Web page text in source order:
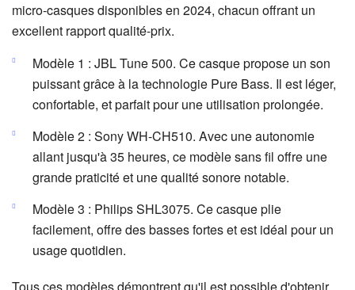
micro-casques disponibles en 2024, chacun offrant un
excellent rapport qualité-prix.
Modèle 1 : JBL Tune 500. Ce casque propose un son
puissant grâce à la technologie Pure Bass. Il est léger,
confortable, et parfait pour une utilisation prolongée.
Modèle 2 : Sony WH-CH510. Avec une autonomie
allant jusqu'à 35 heures, ce modèle sans fil offre une
grande praticité et une qualité sonore notable.
Modèle 3 : Philips SHL3075. Ce casque plie
facilement, offre des basses fortes et est idéal pour un
usage quotidien.